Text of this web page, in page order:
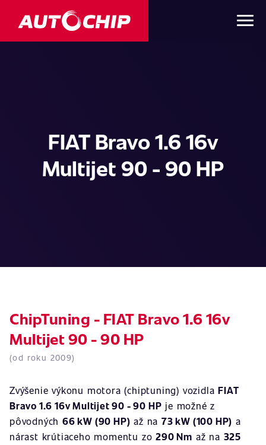
FIAT Bravo 1.6 16v
Multijet 90 - 90 HP
ChipTuning - FIAT Bravo 1.6 16v
Multijet 90 - 90 HP
(od roku 2009)
Zvýšenie výkonu motora (chiptuning) vozidlaFIAT
Bravo 1.6 16v Multijet 90 - 90 HP je možné z
pôvodných 66 kW (90 HP) až na73 kW (100 HP) a
nárast krútiaceho momentu zo290 Nm až na 325